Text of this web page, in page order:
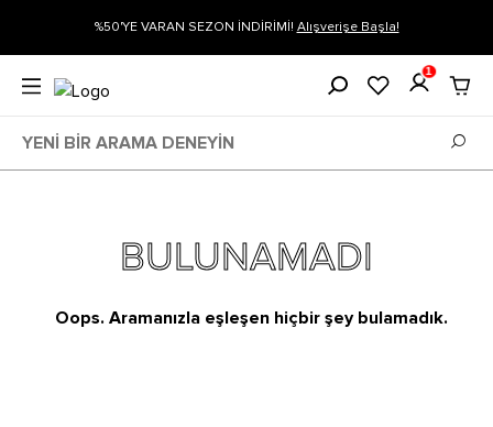
SEZON İNDİRİMİ!Alışverişe Başla! Siparişin 1-3 iş günü
1
BULUNAMADI
Oops. Aramanızla eşleşen hiçbir şey bulamadık.